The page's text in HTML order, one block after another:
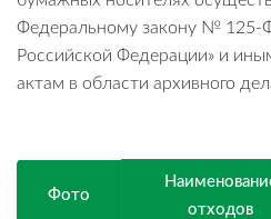
Федеральному закону № 125-
Российской Федерации» и
актам в области архивного
Фото
отходов